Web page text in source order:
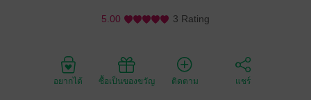
5.00 3 Rating
อยากได้ ซื้อเป็นของขวัญ ติดตาม แชร์